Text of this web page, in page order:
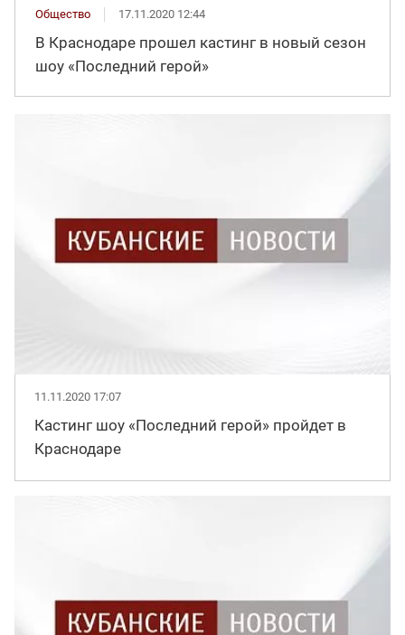
Общество 17.11.2020 12:44
В Краснодаре прошел кастинг в новый сезон
шоу «Последний герой»
11.11.2020 17:07
Кастинг шоу «Последний герой» пройдет в
Краснодаре